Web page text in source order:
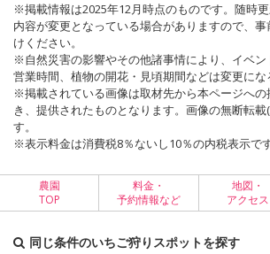
※掲載情報は2025年12月時点のものです。随時
内容が変更となっている場合がありますので、
けください。
※自然災害の影響やその他諸事情により、イベ
営業時間、植物の開花・見頃期間などは変更にな
※掲載されている画像は取材先から本ページへ
き、提供されたものとなります。画像の無断転
す。
※表示料金は消費税8％ないし10％の内税表示です
農園
TOP
料金・
予約情報など
地図・
アクセス
同じ条件のいちご狩りスポットを探す